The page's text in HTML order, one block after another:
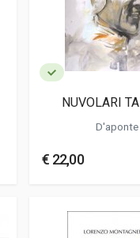
NUVOLARI
€ 22,00